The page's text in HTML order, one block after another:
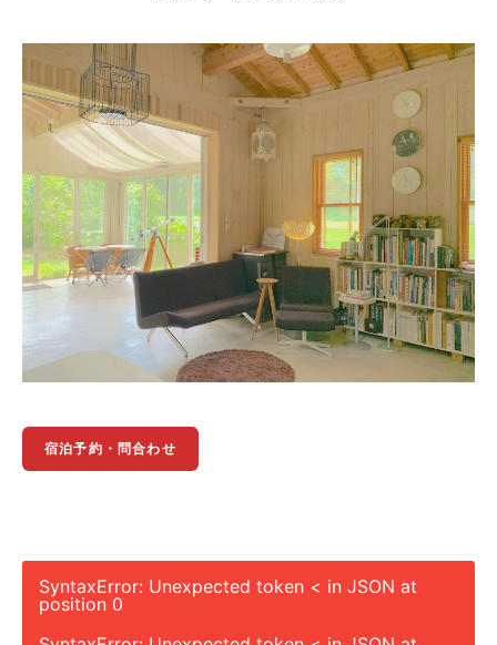
宿泊予約・問合わせ
SyntaxError: Unexpected token < in JSON at
position 0